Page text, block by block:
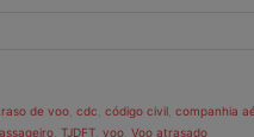
de voo cdc código civil companhia
TJDFT voo Voo atrasado